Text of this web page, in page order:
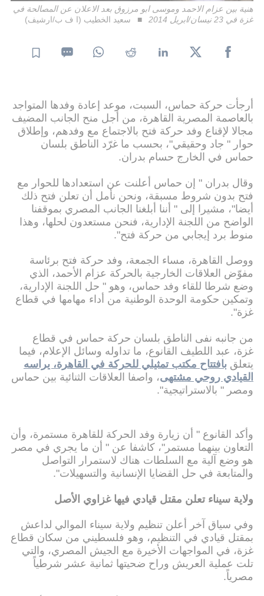
هنية بين عزام الاحمد وموسى ابو مرزوق بعد الاعلان عن المصالحة في
غزة في 23 نيسان/ابريل 2014
سعيد الخطيب (ا ف ب/ارشيف)
أرجأت حركة حماس، السبت، موعد إعادة وفدها المتواجد
بالعاصمة المصرية القاهرة، من أجل منح الجانب المضيف
مجالا لإقناع وفد حركة فتح بالاجتماع مع وفدهم، وإطلاق
حوار " جاد وحقيقي"، بحسب ما غرّد الناطق بلسان
حماس في الخارج حسام بدران.
وقال بدران " إن حماس أعلنت عن استعدادها للحوار مع
فتح بدون شروط مسبقة، ونحن نأمل أن تعلن فتح ذلك
أيضا"، مشيرا إلى " أننا أبلغنا الجانب المصري بموقفنا
الواضح من اللجنة الإدارية، فنحن مستعدون لحلها، وهذا
منوط برد إيجابي من حركة فتح".
ووصل القاهرة، مساء الجمعة، وفد حركة فتح برئاسة
مفوّض العلاقات الخارجية بالحركة عزام الأحمد، الذي
وضع شرطا للقاء وفد حماس، وهو " حل اللجنة الإدارية،
وتمكين حكومة الوحدة الوطنية من أداء مهامها في قطاع
غزة".
من جانبه نفى الناطق بلسان حركة حماس في قطاع
غزة، عبد اللطيف القانوع، ما تداوله وسائل الإعلام، فيما
يتعلق بافتتاح مكتب تمثيلي للحركة في القاهرة، يراسه
القيادي روحي مشتهى، واصفا العلاقات الثنائية بين حماس
ومصر " بالاستراتيجية".
وأكد القانوع " أن زيارة وفد الحركة للقاهرة مستمرة، وأن
التعاون بينهما مستمر"، كاشفا عن " أن ما يجري في مصر
هو وضع آلية مع السلطات هناك لاستمرار التواصل
والمتابعة في حل القضايا الإنسانية والتسهيلات".
ولاية سيناء تعلن مقتل قيادي فيها غزاوي الأصل
وفي سياق آخر أعلن تنظيم ولاية سيناء الموالي لداعش
بمقتل قيادي في التنظيم، وهو فلسطيني من سكان قطاع
غزة، في المواجهات الأخيرة مع الجيش المصري، والتي
تلت عملية العريش وراح ضحيتها ثمانية عشر شرطياً
مصرياً.